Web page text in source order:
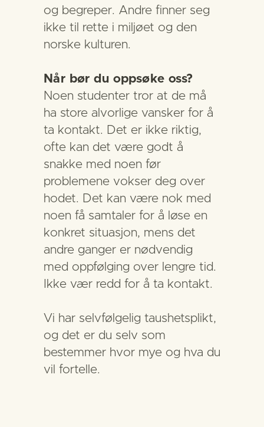
og begreper. Andre finner seg
ikke til rette i miljøet og den
norske kulturen.
Når bør du oppsøke oss?
Noen studenter tror at de må
ha store alvorlige vansker for å
ta kontakt. Det er ikke riktig,
ofte kan det være godt å
snakke med noen før
problemene vokser deg over
hodet. Det kan være nok med
noen få samtaler for å løse en
konkret situasjon, mens det
andre ganger er nødvendig
med oppfølging over lengre tid.
Ikke vær redd for å ta kontakt.
Vi har selvfølgelig taushetsplikt,
og det er du selv som
bestemmer hvor mye og hva du
vil fortelle.